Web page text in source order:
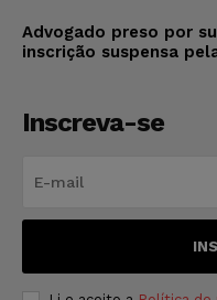
Advogado preso por
inscrição suspensa
Inscreva-se